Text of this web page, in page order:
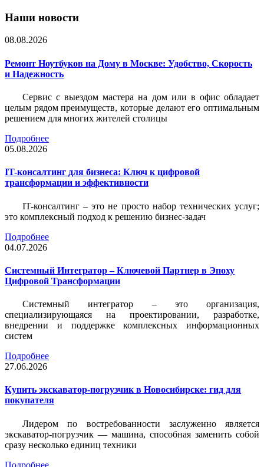
Наши новости
08.08.2026
Ремонт Ноутбуков на Дому в Москве: Удобство, Скорость
и Надежность
Сервис с выездом мастера на дом или в офис обладает
целым рядом преимуществ, которые делают его оптимальным
решением для многих жителей столицы
Подробнее
05.08.2026
IT-консалтинг для бизнеса: Ключ к цифровой
трансформации и эффективности
IT-консалтинг – это не просто набор технических услуг;
это комплексный подход к решению бизнес-задач
Подробнее
04.07.2026
Системный Интегратор – Ключевой Партнер в Эпоху
Цифровой Трансформации
Системный интегратор – это организация,
специализирующаяся на проектировании, разработке,
внедрении и поддержке комплексных информационных
систем
Подробнее
27.06.2026
Купить экскаватор-погрузчик в Новосибирске: гид для
покупателя
Лидером по востребованности заслуженно является
экскаватор-погрузчик — машина, способная заменить собой
сразу несколько единиц техники
Подробнее